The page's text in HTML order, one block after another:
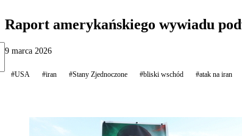
Raport amerykańskiego wywiadu
9 marca 2026
#USA #iran #Stany Zjednoczone #bliski wschód #atak na iran